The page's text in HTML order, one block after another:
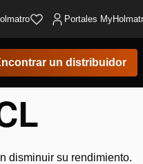
Portales
un distribuidor
disminuir su rendimiento.